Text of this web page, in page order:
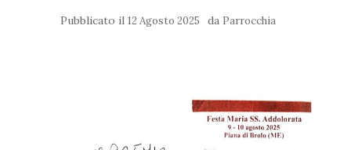
Pubblicato il 12 Agosto 2025 da Parrocchia